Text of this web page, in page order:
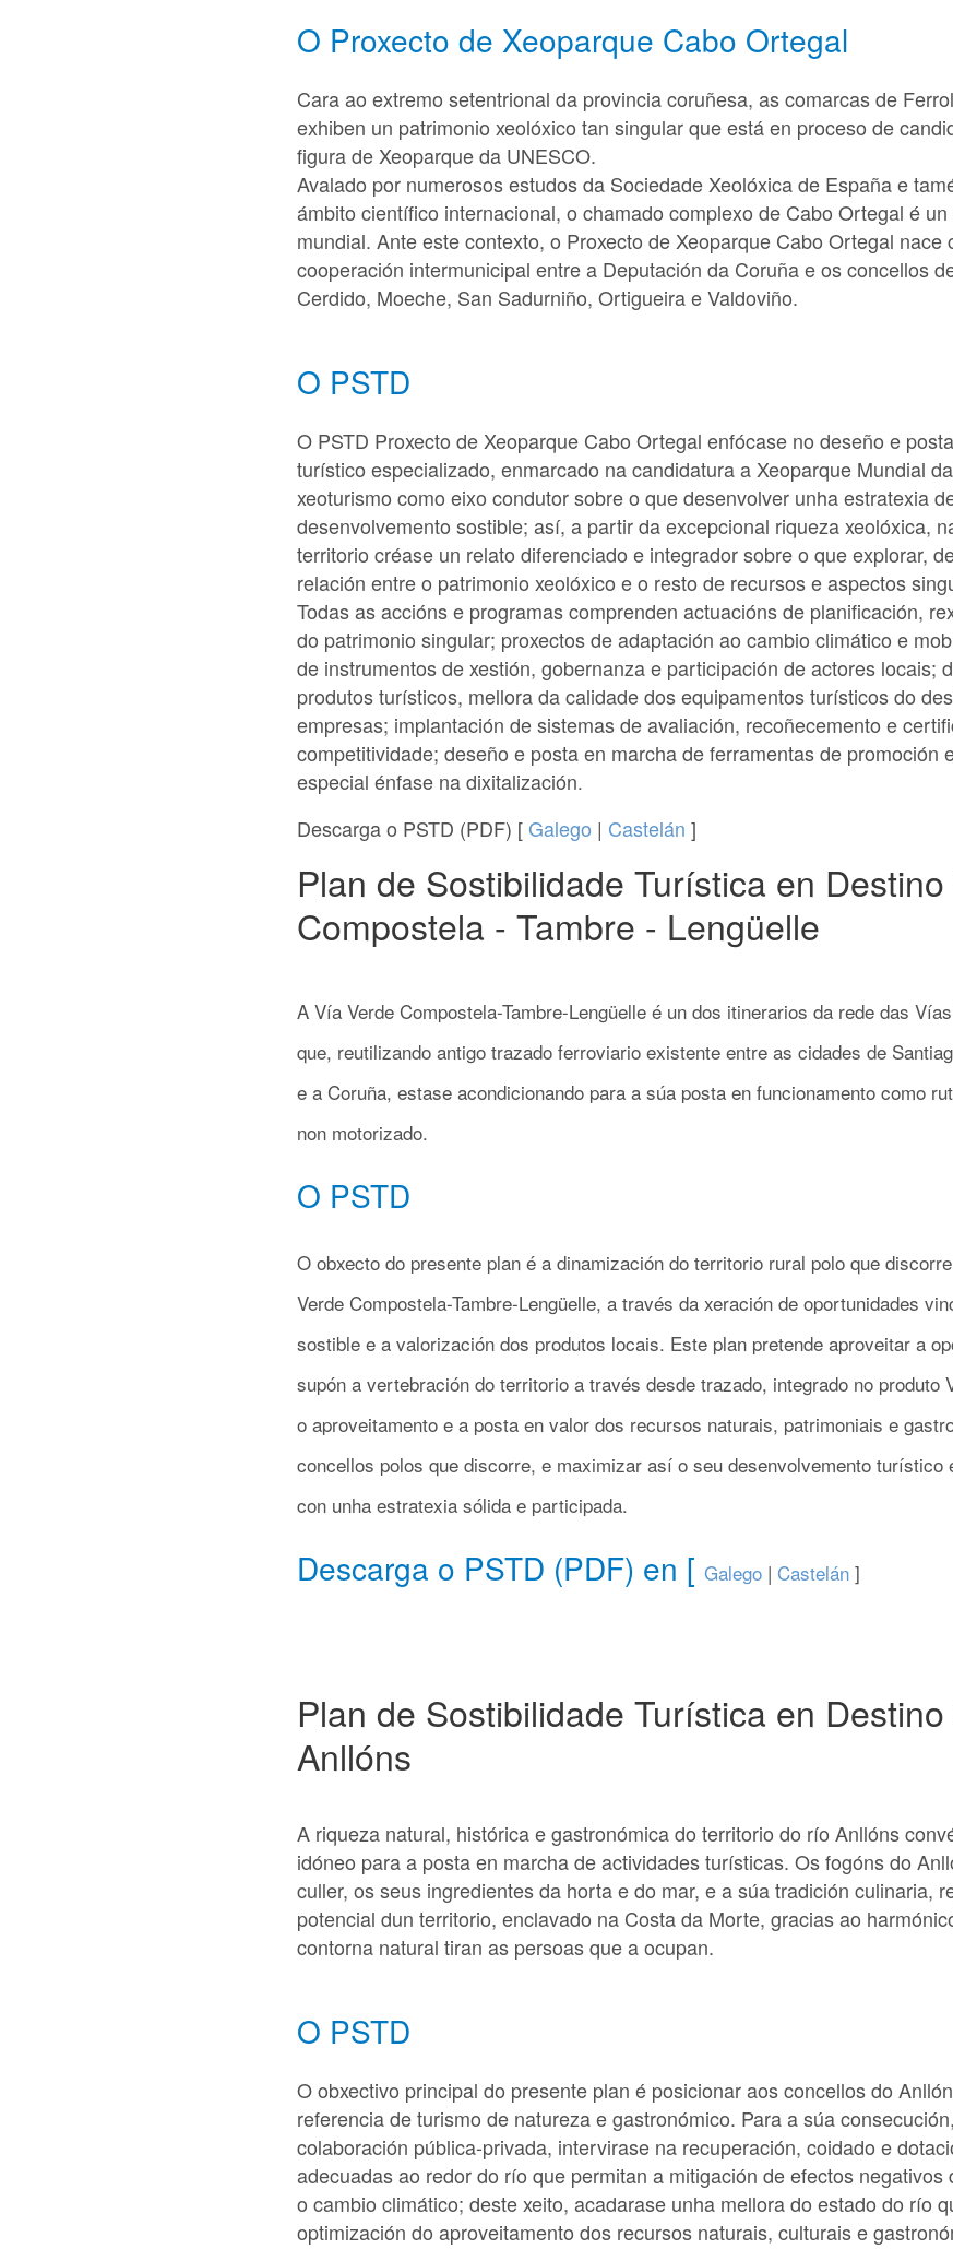
O Proxecto de Xeoparque Cabo Ortegal
Cara ao extremo setentrional da provincia coruñesa, as comarcas de
exhiben un patrimonio xeolóxico tan singular que está en proceso de
figura de Xeoparque da UNESCO.
Avalado por numerosos estudos da Sociedade Xeolóxica de España e
ámbito científico internacional, o chamado complexo de Cabo Ortegal é
mundial. Ante este contexto, o Proxecto de Xeoparque Cabo Ortegal nace
cooperación intermunicipal entre a Deputación da Coruña e os concellos
Cerdido, Moeche, San Sadurniño, Ortigueira e Valdoviño.
O PSTD
O PSTD Proxecto de Xeoparque Cabo Ortegal enfócase no deseño e
turístico especializado, enmarcado na candidatura a Xeoparque Mundial
xeoturismo como eixo condutor sobre o que desenvolver unha estratexia
desenvolvemento sostible; así, a partir da excepcional riqueza xeolóxica,
territorio créase un relato diferenciado e integrador sobre o que explorar,
relación entre o patrimonio xeolóxico e o resto de recursos e aspectos
Todas as accións e programas comprenden actuacións de planificación,
do patrimonio singular; proxectos de adaptación ao cambio climático e
de instrumentos de xestión, gobernanza e participación de actores locais;
produtos turísticos, mellora da calidade dos equipamentos turísticos do
empresas; implantación de sistemas de avaliación, recoñecemento e
competitividade; deseño e posta en marcha de ferramentas de promoción
especial énfase na dixitalización.
Descarga o PSTD (PDF) [Galego | Castelán ]
Plan de Sostibilidade Turística en
Compostela - Tambre - Lengüelle
A Vía Verde Compostela-Tambre-Lengüelle é un dos itinerarios da rede das
que, reutilizando antigo trazado ferroviario existente entre as cidades de
e a Coruña, estase acondicionando para a súa posta en funcionamento como
non motorizado.
O PSTD
O obxecto do presente plan é a dinamización do territorio rural polo que
Verde Compostela-Tambre-Lengüelle, a través da xeración de oportunidades
sostible e a valorización dos produtos locais. Este plan pretende aproveitar a
supón a vertebración do territorio a través desde trazado, integrado no produto
o aproveitamento e a posta en valor dos recursos naturais, patrimoniais e
concellos polos que discorre, e maximizar así o seu desenvolvemento turístico
con unha estratexia sólida e participada.
Descarga o PSTD (PDF) en [ Galego | Castelán ]
Plan de Sostibilidade Turística en
Anllóns
A riqueza natural, histórica e gastronómica do territorio do río Anllóns
idóneo para a posta en marcha de actividades turísticas. Os fogóns do
culler, os seus ingredientes da horta e do mar, e a súa tradición culinaria,
potencial dun territorio, enclavado na Costa da Morte, gracias ao
contorna natural tiran as persoas que a ocupan.
O PSTD
O obxectivo principal do presente plan é posicionar aos concellos do
referencia de turismo de natureza e gastronómico. Para a súa
colaboración pública-privada, intervirase na recuperación, coidado e
adecuadas ao redor do río que permitan a mitigación de efectos negativos
o cambio climático; deste xeito, acadarase unha mellora do estado do río
optimización do aproveitamento dos recursos naturais, culturais e